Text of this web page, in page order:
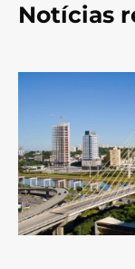
Notícias